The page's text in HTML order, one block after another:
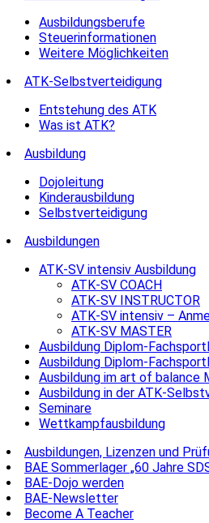
Ausbildungsberufe
Steuerinformationen
Weitere Möglichkeiten
ATK-Selbstverteidigung
Entstehung des ATK
Was ist ATK?
Ausbildung
Dojoleitung
Kinderausbildung
Selbstverteidigung
Ausbildungen
ATK-SV intensiv Ausbildung
ATK-SV COACH
ATK-SV INSTRUCTOR
ATK-SV intensiv –
ATK-SV MASTER
Ausbildung Diplom-
Ausbildung Diplom-
Ausbildung im art of balance
Ausbildung in der ATK-
Seminare
Wettkampfausbildung
Ausbildungen, Lizenzen und
BAE Sommerlager „60 Jahre
BAE-Dojo werden
BAE-Newsletter
Become A Teacher